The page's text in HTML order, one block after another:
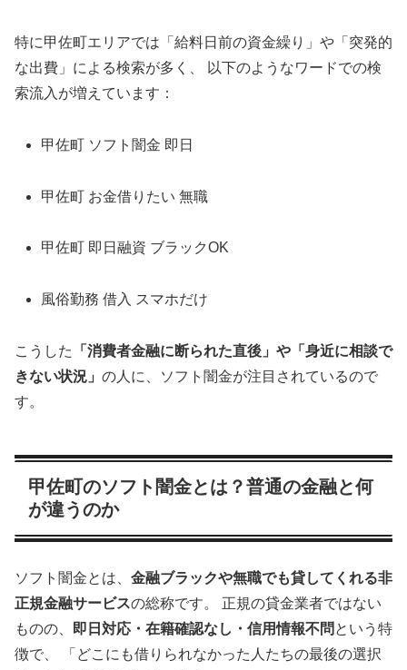
特に甲佐町エリアでは「給料日前の資金繰り」や「突発的
な出費」による検索が多く、 以下のようなワードでの検
索流入が増えています：
甲佐町 ソフト闇金 即日
甲佐町 お金借りたい 無職
甲佐町 即日融資 ブラックOK
風俗勤務 借入 スマホだけ
こうした
「消費者金融に断られた直後」や「身近に相談で
きない状況」 の人に、ソフト闇金が注目されているので
す。
甲佐町のソフト闇金とは？普通の金融と何
が違うのか
ソフト闇金とは、 金融ブラックや無職でも貸してくれる非
正規金融サービスの総称です。 正規の貸金業者ではない
ものの、 即日対応・在籍確認なし・信用情報不問 という特
徴で、 「どこにも借りられなかった人たちの最後の選択